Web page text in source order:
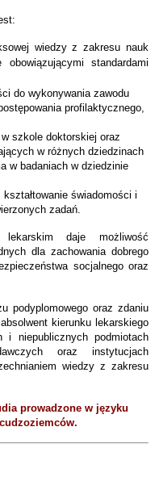
wiedzy z zakresu nauk
standardami
do wykonywania zawodu
profilaktycznego,
szkole doktorskiej oraz
w różnych dziedzinach
w badaniach w dziedzinie
świadomości i
zadań.
daje możliwość
dla zachowania dobrego
socjalnego oraz
podyplomowego oraz zdaniu
kierunku lekarskiego
i niepublicznych podmiotach
oraz instytucjach
wiedzy z zakresu
prowadzone w języku